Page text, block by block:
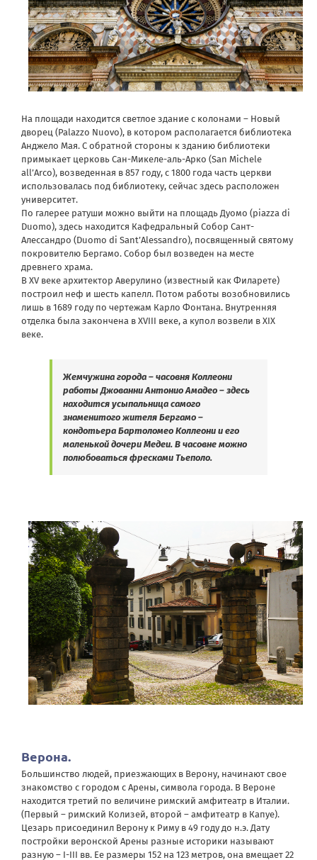
На площади находится светлое здание с колонами – Новый
дворец (Palazzo Nuovo), в котором располагается библиотека
Анджело Мая. С обратной стороны к зданию библиотеки
примыкает церковь Сан-Микеле-аль-Арко (San Michele
all’Arco), возведенная в 857 году, с 1800 года часть церкви
использовалась под библиотеку, сейчас здесь расположен
университет.
По галерее ратуши можно выйти на площадь Дуомо (piazza di
Duomo), здесь находится Кафедральный Собор Сант-
Алессандро (Duomo di Sant’Alessandro), посвященный святому
покровителю Бергамо. Собор был возведен на месте
древнего храма.
В XV веке архитектор Аверулино (известный как Филарете)
построил неф и шесть капелл. Потом работы возобновились
лишь в 1689 году по чертежам Карло Фонтана. Внутренняя
отделка была закончена в XVIII веке, а купол возвели в XIX
веке.
Жемчужина города – часовня Коллеони
работы Джованни Антонио Амадео – здесь
находится усыпальница самого
знаменитого жителя Бергамо –
кондотьера Бартоломео Коллеони и его
маленькой дочери Медеи. В часовне можно
полюбоваться фресками Тьеполо.
Верона.
Большинство людей, приезжающих в Верону, начинают свое
знакомство с городом с Арены, символа города. В Вероне
находится третий по величине римский амфитеатр в Италии.
(Первый – римский Колизей, второй – амфитеатр в Капуе).
Цезарь присоединил Верону к Риму в 49 году до н.э. Дату
постройки веронской Арены разные историки называют
разную – I-III вв. Ее размеры 152 на 123 метров, она вмещает 22